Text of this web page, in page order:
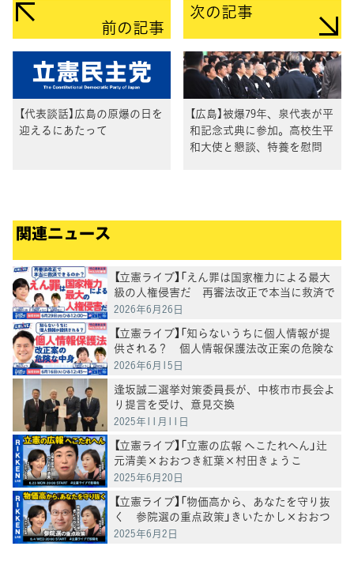
前の記事
【代表談話】広島の原爆の日を
迎えるにあたって
次の記事
【広島】被爆79年、泉代表が平
和記念式典に参加。高校生平
和大使と懇談、特養を慰問
関連ニュース
【立憲ライブ】「えん罪は国家権力による最大
級の人権侵害だ 再審法改正で本当に救済で
きるのか」打越さく良×村田きょうこ×山内
2026年6月26日
【立憲ライブ】「知らないうちに個人情報が提
供される？ 個人情報保護法改正案の危険な
中身」郡山りょう×村田きょうこ×山内かな
2026年6月15日
逢坂誠二選挙対策委員長が、中核市市長会よ
り提言を受け、意見交換
2025年11月11日
【立憲ライブ】「立憲の広報 へこたれへん」辻
元清美×おおつき紅葉×村田きょうこ
2025年6月20日
【立憲ライブ】「物価高から、あなたを守り抜
く 参院選の重点政策」きいたかし×おおつ
き紅葉×村田きょうこ
2025年6月2日